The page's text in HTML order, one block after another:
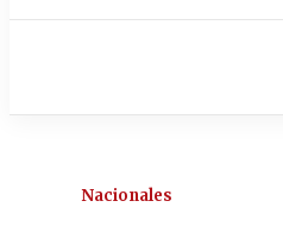
Nacionales